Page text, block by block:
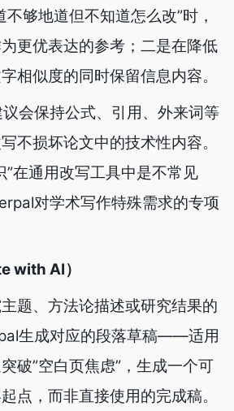
够地道但不知道怎么改”时，
更优表达的参考；二是在降低
相似度的同时保留信息内容。
会保持公式、引用、外来词等
不损坏论文中的技术性内容。
”在通用改写工具中是不常见
对学术写作特殊需求的专项
with AI）
题、方法论描述或研究结果的
生成对应的段落草稿——适用
破”空白页焦虑”，生成一个可
点，而非直接使用的完成稿。